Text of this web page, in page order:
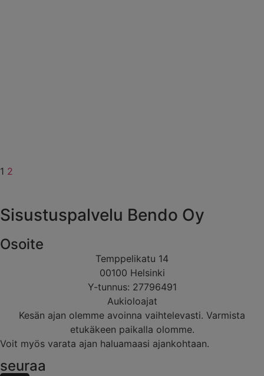
1 2
Sisustuspalvelu Bendo Oy
Osoite
Temppelikatu 14
00100 Helsinki
Y-tunnus: 27796491
Aukioloajat
Kesän ajan olemme avoinna vaihtelevasti. Varmista
etukäkeen paikalla olomme.
Voit myös varata ajan haluamaasi ajankohtaan.
seuraa